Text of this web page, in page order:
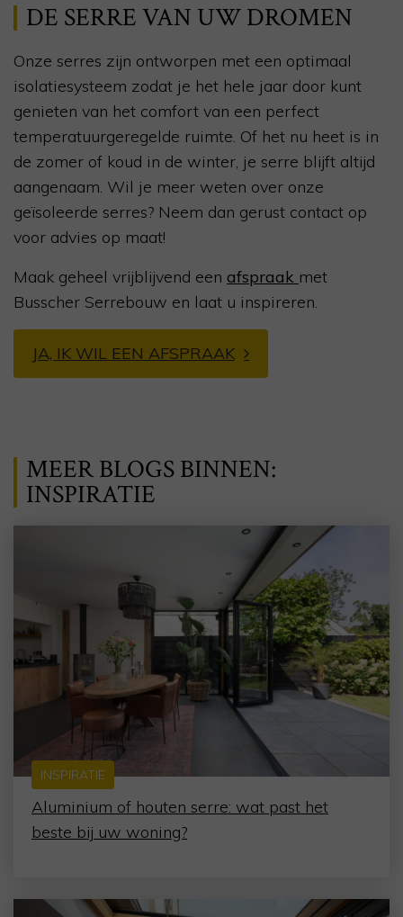
DE SERRE VAN UW DROMEN
Onze serres zijn ontworpen met een optimaal
isolatiesysteem zodat je het hele jaar door kunt
genieten van het comfort van een perfect
temperatuurgeregelde ruimte. Of het nu heet is in
de zomer of koud in de winter, je serre blijft altijd
aangenaam. Wil je meer weten over onze
geïsoleerde serres? Neem dan gerust contact op
voor advies op maat!
Maak geheel vrijblijvend een afspraak met
Busscher Serrebouw en laat u inspireren.
JA, IK WIL EEN AFSPRAAK
MEER BLOGS BINNEN:
INSPIRATIE
INSPIRATIE
Aluminium of houten serre: wat past het
beste bij uw woning?